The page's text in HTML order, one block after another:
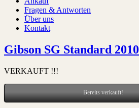
Fragen & Antworten
Über uns
Kontakt
Gibson SG Standard 2010
VERKAUFT !!!
Bereits verkauft!